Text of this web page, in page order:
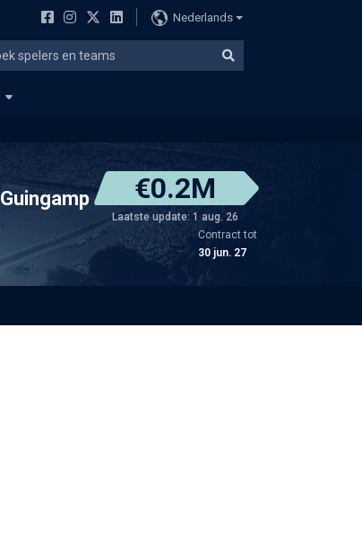
Nederlands
Guingamp €0.2M
Laatste update: 1 aug. 26
Contract tot
30 jun. 27